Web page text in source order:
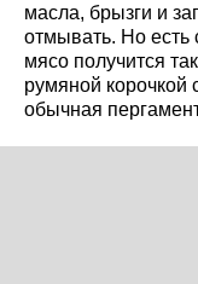
масла, брызги и
отмывать. Но есть
мясо получится
румяной корочкой
обычная